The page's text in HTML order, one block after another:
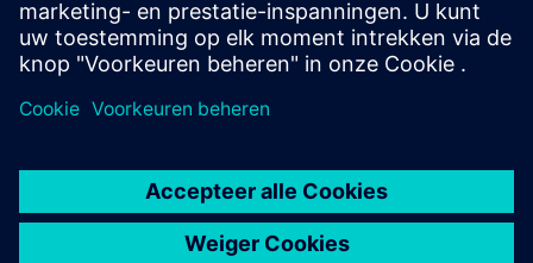
PKI als enabler voor een veilige industrie 4.0